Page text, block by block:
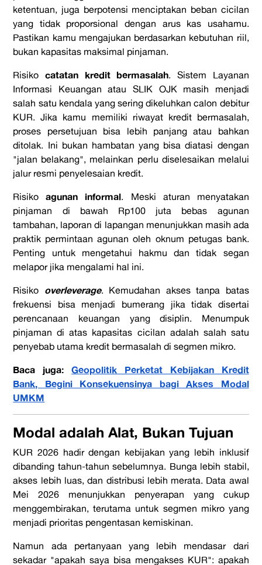
ketentuan, juga berpotensi menciptakan beban cicilan
yang tidak proporsional dengan arus kas usahamu.
Pastikan kamu mengajukan berdasarkan kebutuhan riil,
bukan kapasitas maksimal pinjaman.
Risikocatatan kredit bermasalah. Sistem Layanan
Informasi Keuangan atau SLIK OJK masih menjadi
salah satu kendala yang sering dikeluhkan calon debitur
KUR. Jika kamu memiliki riwayat kredit bermasalah,
proses persetujuan bisa lebih panjang atau bahkan
ditolak. Ini bukan hambatan yang bisa diatasi dengan
"jalan belakang", melainkan perlu diselesaikan melalui
jalur resmi penyelesaian kredit.
Risikoagunan informal. Meski aturan menyatakan
pinjaman di bawah Rp100 juta bebas agunan
tambahan, laporan di lapangan menunjukkan masih ada
praktik permintaan agunan oleh oknum petugas bank.
Penting untuk mengetahui hakmu dan tidak segan
melapor jika mengalami hal ini.
Risiko overleverage. Kemudahan akses tanpa batas
frekuensi bisa menjadi bumerang jika tidak disertai
perencanaan keuangan yang disiplin. Menumpuk
pinjaman di atas kapasitas cicilan adalah salah satu
penyebab utama kredit bermasalah di segmen mikro.
Baca juga:Geopolitik Perketat Kebijakan Kredit
Bank, Begini Konsekuensinya bagi Akses Modal
UMKM
Modal adalah Alat, Bukan Tujuan
KUR 2026 hadir dengan kebijakan yang lebih inklusif
dibanding tahun-tahun sebelumnya. Bunga lebih stabil,
akses lebih luas, dan distribusi lebih merata. Data awal
Mei 2026 menunjukkan penyerapan yang cukup
menggembirakan, terutama untuk segmen mikro yang
menjadi prioritas pengentasan kemiskinan.
Namun ada pertanyaan yang lebih mendasar dari
sekadar "apakah saya bisa mengakses KUR": apakah